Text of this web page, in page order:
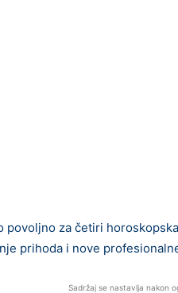
povoljno za četiri
prihoda i nove
Sadržaj se nastavlja nakon